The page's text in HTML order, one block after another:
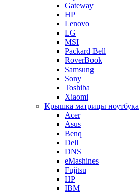
Gateway
HP
Lenovo
LG
MSI
Packard Bell
RoverBook
Samsung
Sony
Toshiba
Xiaomi
Крышка матрицы ноутбука
Acer
Asus
Benq
Dell
DNS
eMashines
Fujitsu
HP
IBM